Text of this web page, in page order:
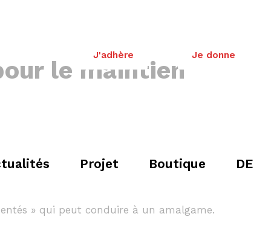
J'adhère Je donne
Projet Boutique DE
le maintien
» qui peut conduire à un amalgame.